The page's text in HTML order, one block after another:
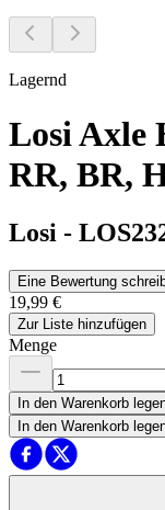
Lagernd
Losi Axle
RR, BR,
Losi -
Eine Bewertung
19,99 €
Zur Liste hinzufügen
Menge
In den Warenkorb
In den Warenkorb